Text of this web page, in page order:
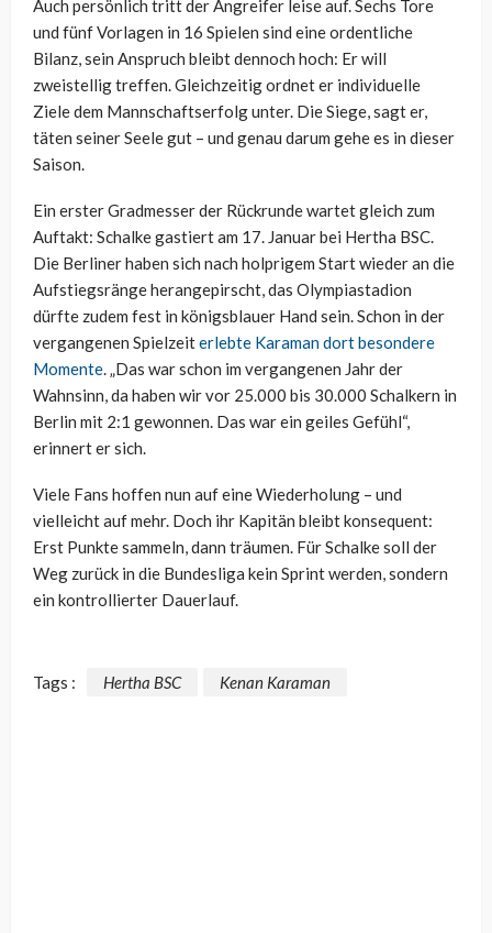
Auch persönlich tritt der Angreifer leise auf. Sechs Tore
und fünf Vorlagen in 16 Spielen sind eine ordentliche
Bilanz, sein Anspruch bleibt dennoch hoch: Er will
zweistellig treffen. Gleichzeitig ordnet er individuelle
Ziele dem Mannschaftserfolg unter. Die Siege, sagt er,
täten seiner Seele gut – und genau darum gehe es in dieser
Saison.
Ein erster Gradmesser der Rückrunde wartet gleich zum
Auftakt: Schalke gastiert am 17. Januar bei Hertha BSC.
Die Berliner haben sich nach holprigem Start wieder an die
Aufstiegsränge herangepirscht, das Olympiastadion
dürfte zudem fest in königsblauer Hand sein. Schon in der
vergangenen Spielzeiterlebte Karaman dort besondere
Momente. „Das war schon im vergangenen Jahr der
Wahnsinn, da haben wir vor 25.000 bis 30.000 Schalkern in
Berlin mit 2:1 gewonnen. Das war ein geiles Gefühl“,
erinnert er sich.
Viele Fans hoffen nun auf eine Wiederholung – und
vielleicht auf mehr. Doch ihr Kapitän bleibt konsequent:
Erst Punkte sammeln, dann träumen. Für Schalke soll der
Weg zurück in die Bundesliga kein Sprint werden, sondern
ein kontrollierter Dauerlauf.
Tags : Hertha BSC Kenan Karaman